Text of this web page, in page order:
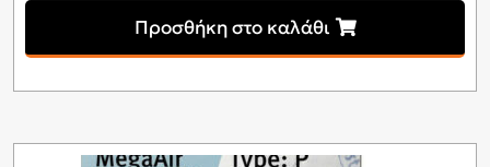
Προσθήκη στο καλάθι